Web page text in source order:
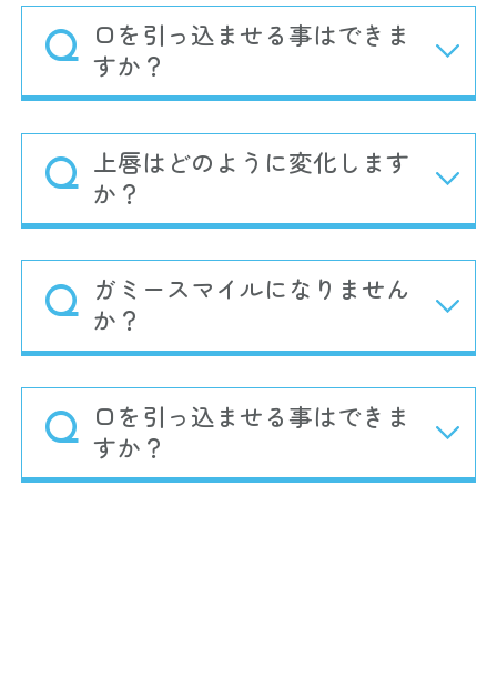
口を引っ込ませる事はできま
すか？
上唇はどのように変化します
か？
ガミースマイルになりません
か？
口を引っ込ませる事はできま
すか？